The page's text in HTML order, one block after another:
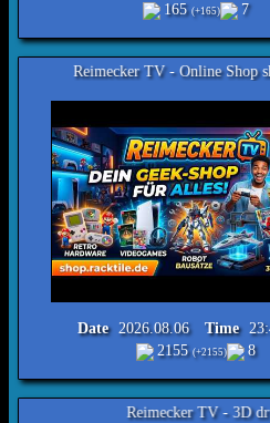
165(+165) 7
TV - Online Shop shop.racktile.de
Date 2026.08.06 Time
2155(+2155) 8
TV - 3D drucken mit jedem